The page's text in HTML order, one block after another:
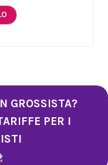
GROSSISTA?
PER I